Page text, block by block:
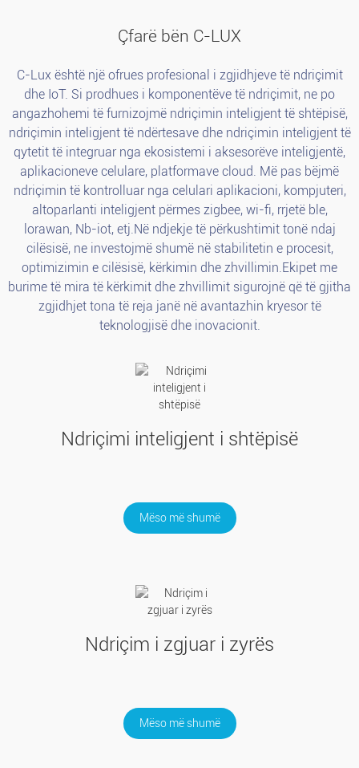
Çfarë bën C-LUX
C-Lux është një ofrues profesional i zgjidhjeve të ndriçimit
dhe IoT. Si prodhues i komponentëve të ndriçimit, ne po
angazhohemi të furnizojmë ndriçimin inteligjent të shtëpisë,
ndriçimin inteligjent të ndërtesave dhe ndriçimin inteligjent të
qytetit të integruar nga ekosistemi i aksesorëve inteligjentë,
aplikacioneve celulare, platformave cloud. Më pas bëjmë
ndriçimin të kontrolluar nga celulari aplikacioni, kompjuteri,
altoparlanti inteligjent përmes zigbee, wi-fi, rrjetë ble,
lorawan, Nb-iot, etj.Në ndjekje të përkushtimit tonë ndaj
cilësisë, ne investojmë shumë në stabilitetin e procesit,
optimizimin e cilësisë, kërkimin dhe zhvillimin.Ekipet me
burime të mira të kërkimit dhe zhvillimit sigurojnë që të gjitha
zgjidhjet tona të reja janë në avantazhin kryesor të
teknologjisë dhe inovacionit.
Ndriçimi inteligjent i shtëpisë
Mëso më shumë
Ndriçim i zgjuar i zyrës
Mëso më shumë